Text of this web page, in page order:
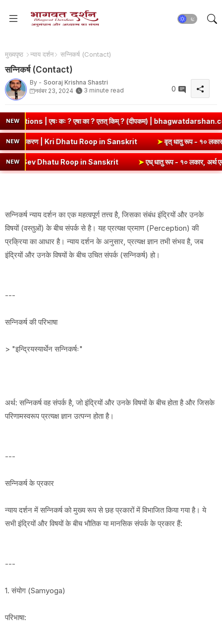
मुख्यपृष्ठ न्याय दर्शन सन्निकर्ष (Contact)
सन्निकर्ष (Contact)
By - Sooraj Krishna Shastri
नवंबर 23, 2024
3 minute read 0
NEW
एषा का ? एतत् किम् ? (दीपकम) | bhagwatdarshan.com ➤Class
NEW - १० लकार, अर्थ एवं व्याकरण | Kri Dhatu Roop in Sanskrit ➤
NEWRoop in Sanskrit ➤एध् धातु रूप - १० लकार, अर्थ एवं व्याकरण |
सन्निकर्ष न्याय दर्शन का एक महत्वपूर्ण तत्त्व है, जिसका संबंध इंद्रियों और उनके
विषयों (वस्तुओं) के बीच संपर्क से है। यह प्रत्यक्ष प्रमाण (Perception) की
प्रक्रिया का आधार है। न्याय दर्शन के अनुसार, प्रत्यक्ष ज्ञान तभी संभव है, जब
इंद्रियों और उनके विषयों के बीच उचित संपर्क (सन्निकर्ष) हो।
---
सन्निकर्ष की परिभाषा
> "इन्द्रियस्यार्थेन सन्निकर्षः"
अर्थ: सन्निकर्ष वह संपर्क है, जो इंद्रियों और उनके विषयों के बीच होता है और जिसके
परिणामस्वरूप प्रत्यक्ष ज्ञान उत्पन्न होता है।
---
सन्निकर्ष के प्रकार
न्याय दर्शन में सन्निकर्ष को मुख्य रूप से छह प्रकारों में विभाजित किया गया है। ये
सभी इंद्रियों और विषयों के बीच भौतिक या मानसिक संपर्क के प्रकार हैं:
---
1. संयोग (Samyoga)
परिभाषा: